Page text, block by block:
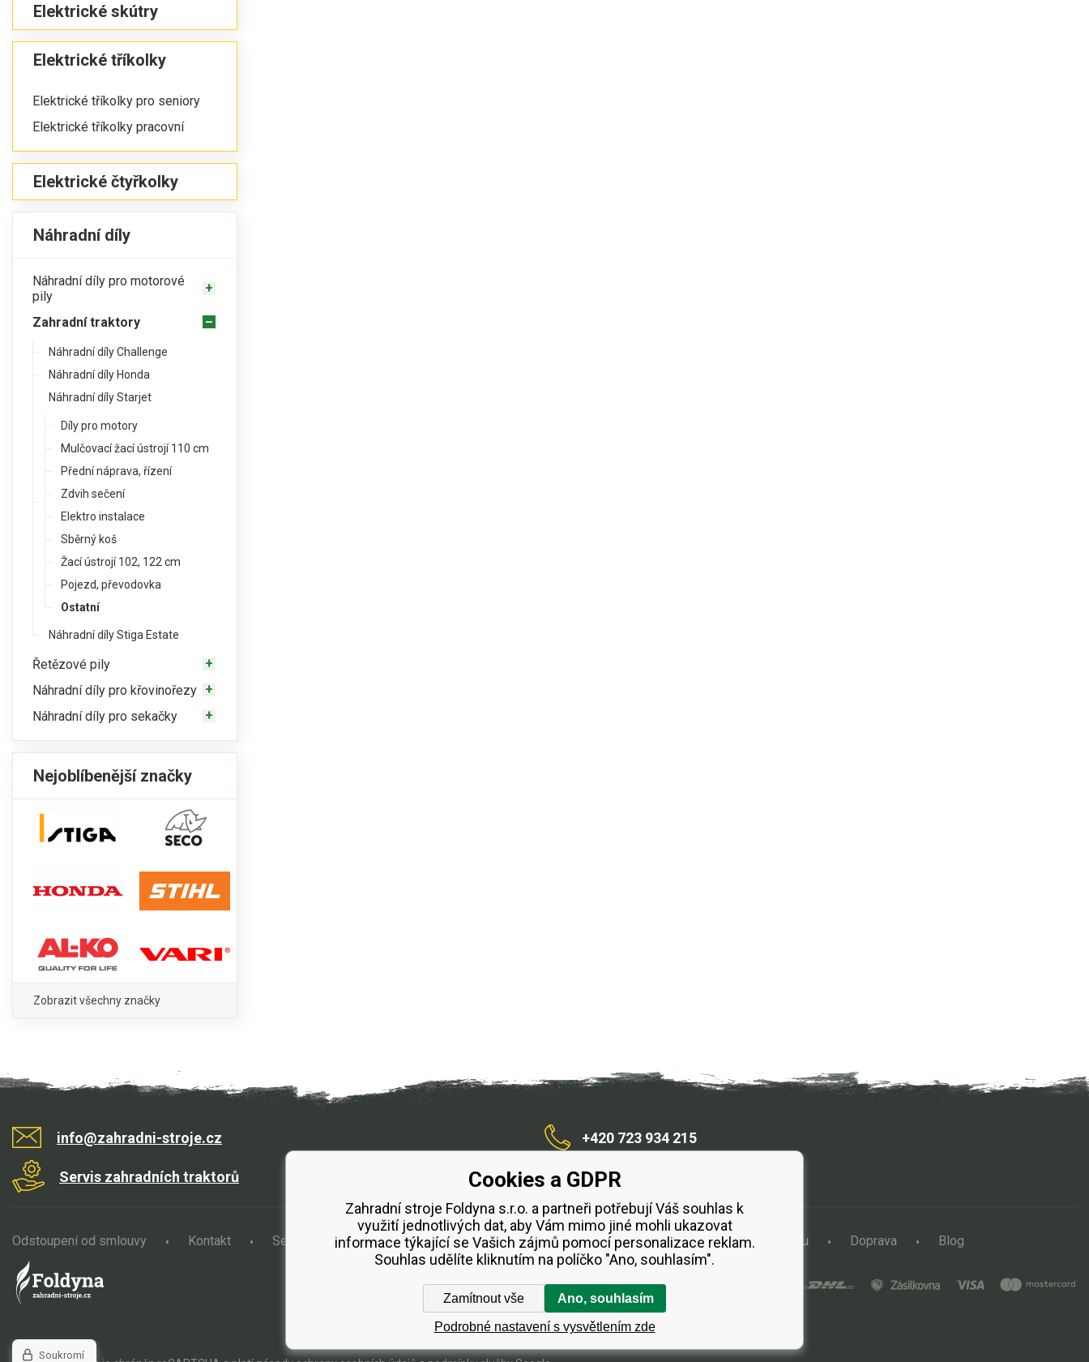
Elektrické skútry
Elektrické tříkolky
Elektrické tříkolky pro seniory
Elektrické tříkolky pracovní
Elektrické čtyřkolky
Náhradní díly
Náhradní díly pro motorové
pily
Zahradní traktory
Náhradní díly Challenge
Náhradní díly Honda
Náhradní díly Starjet
Díly pro motory
Mulčovací žací ústrojí 110 cm
Přední náprava, řízení
Zdvih sečení
Elektro instalace
Sběrný koš
Žací ústrojí 102, 122 cm
Pojezd, převodovka
Ostatní
Náhradní díly Stiga Estate
Řetězové pily
Náhradní díly pro křovinořezy
Náhradní díly pro sekačky
Nejoblíbenější značky
Zobrazit všechny značky
info@zahradni-stroje.cz
Servis zahradních traktorů /zahradnístroje
+420 723 934 215
Odstoupení od smlouvy Kontakt Servis Obchodní podmínky Splátkový prodej ESSOX Půjčovna vertikutátoru Doprava Blog
WWW stránkydodal BINARGON.cz
Cookies a GDPR
Zahradní stroje Foldyna s.r.o. a partneři potřebují Váš souhlas k
využití jednotlivých dat, aby Vám mimo jiné mohli ukazovat
informace týkající se Vašich zájmů pomocí personalizace reklam.
Souhlas udělíte kliknutím na políčko "Ano, souhlasím".
Zamítnout vše Ano, souhlasím
Podrobné nastavení s vysvětlením zde
Soukromí